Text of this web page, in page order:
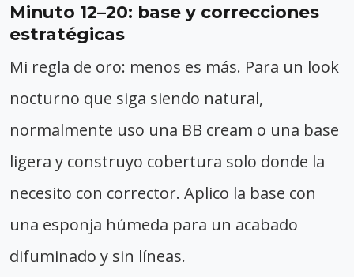
Minuto 12–20: base y correcciones
estratégicas
Mi regla de oro: menos es más. Para un look
nocturno que siga siendo natural,
normalmente uso una BB cream o una base
ligera y construyo cobertura solo donde la
necesito con corrector. Aplico la base con
una esponja húmeda para un acabado
difuminado y sin líneas.